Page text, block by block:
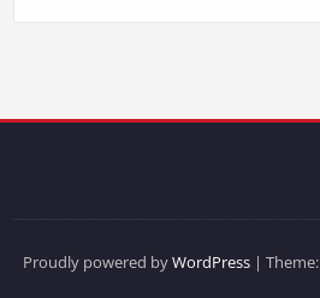
Proudly powered byWordPress| Theme: